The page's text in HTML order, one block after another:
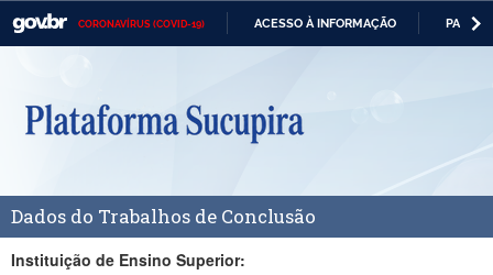
CORONAVÍRUS (COVID-19) ACESSO À INFORMAÇÃO
Casa Civil
Ministério da Defesa
Ministério da Economia
Ministério da Infraestrutura
Dados do Trabalhos de Conclusão
Instituição de Ensino Superior: